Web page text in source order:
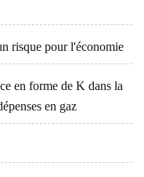
risque pour l'économie
en forme de K dans la
en gaz